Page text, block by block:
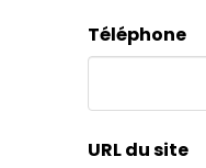
Téléphone
URL du site